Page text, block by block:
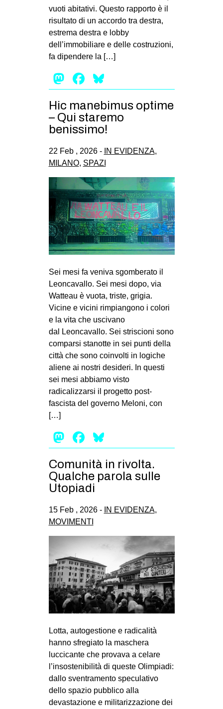
vuoti abitativi. Questo rapporto è il
risultato di un accordo tra destra,
estrema destra e lobby
dell’immobiliare e delle costruzioni,
fa dipendere la […]
Mastodon
Facebook
Hic manebimus optime
– Qui staremo
benissimo!
22 Feb , 2026 - IN EVIDENZA,
MILANO, SPAZI
Sei mesi fa veniva sgomberato il
Leoncavallo. Sei mesi dopo, via
Watteau è vuota, triste, grigia.
Vicine e vicini rimpiangono i colori
e la vita che uscivano
dal Leoncavallo. Sei striscioni sono
comparsi stanotte in sei punti della
città che sono coinvolti in logiche
aliene ai nostri desideri. In questi
sei mesi abbiamo visto
radicalizzarsi il progetto post-
fascista del governo Meloni, con
[…]
Mastodon
Facebook
Comunità in rivolta.
Qualche parola sulle
Utopiadi
15 Feb , 2026 - IN EVIDENZA,
MOVIMENTI
Lotta, autogestione e radicalità
hanno sfregiato la maschera
luccicante che provava a celare
l’insostenibilità di queste Olimpiadi:
dallo sventramento speculativo
dello spazio pubblico alla
devastazione e militarizzazione dei